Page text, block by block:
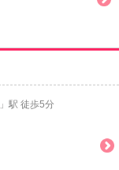
」駅 徒歩5分